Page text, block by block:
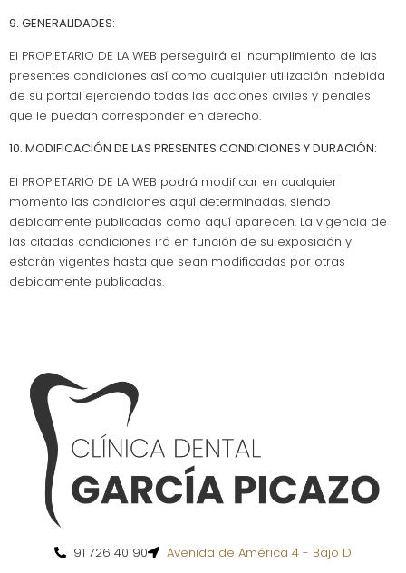
9. GENERALIDADES:
El PROPIETARIO DE LA WEB perseguirá el incumplimiento de las
presentes condiciones así como cualquier utilización indebida
de su portal ejerciendo todas las acciones civiles y penales
que le puedan corresponder en derecho.
10. MODIFICACIÓN DE LAS PRESENTES CONDICIONES Y DURACIÓN:
El PROPIETARIO DE LA WEB podrá modificar en cualquier
momento las condiciones aquí determinadas, siendo
debidamente publicadas como aquí aparecen. La vigencia de
las citadas condiciones irá en función de su exposición y
estarán vigentes hasta que sean modificadas por otras
debidamente publicadas.
91 726 40 90 Avenida de América 4 - Bajo D